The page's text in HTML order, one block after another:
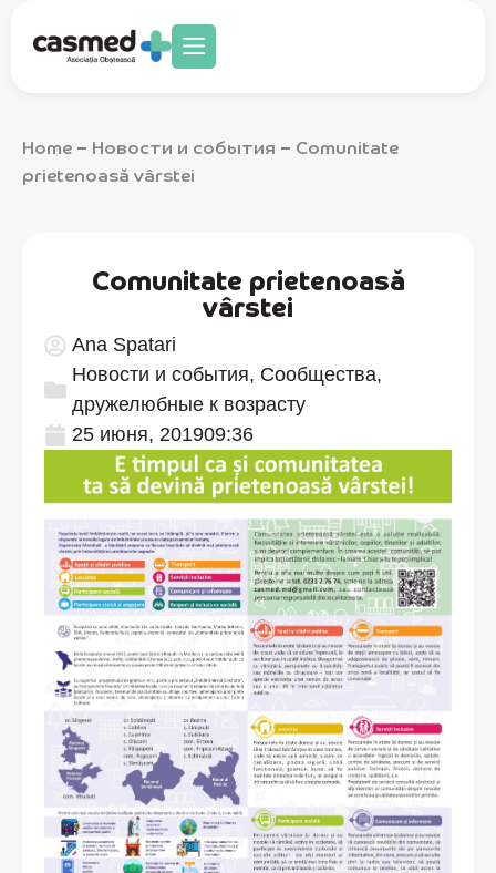
Home – Новости и события – Comunitate
prietenoasă vârstei
Comunitate prietenoasă
vârstei
Ana Spatari
Новости и события, Сообщества,
дружелюбные к возрасту
25 июня, 201909:36